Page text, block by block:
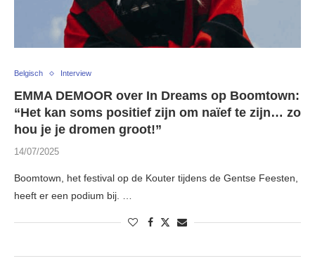
Belgisch Interview
EMMA DEMOOR over In Dreams op Boomtown:
“Het kan soms positief zijn om naïef te zijn… zo
hou je je dromen groot!”
14/07/2025
Boomtown, het festival op de Kouter tijdens de Gentse Feesten,
heeft er een podium bij. …